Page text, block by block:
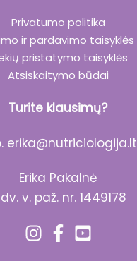
Privatumo politika
ir pardavimo taisyklės
pristatymo taisyklės
Atsiskaitymo būdai
Turite klausimų?
erika@nutriciologija.lt
Erika Pakalnė
v. paž. nr. 1449178